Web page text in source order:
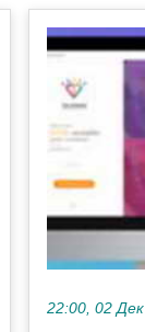
22:00, 02 Дек